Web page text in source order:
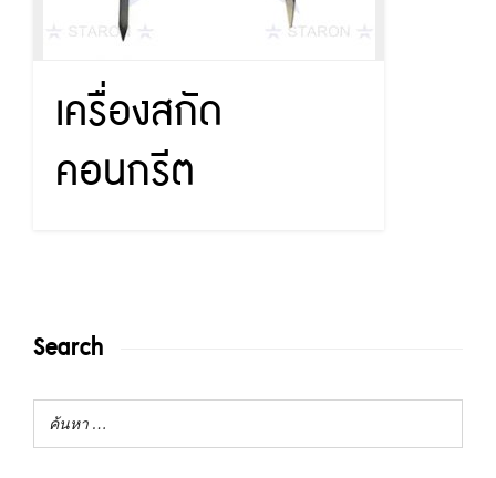
เครื่องสกัด
คอนกรีต
Search